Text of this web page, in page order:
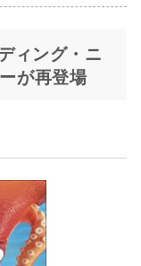
ィング・ニ
が再登場